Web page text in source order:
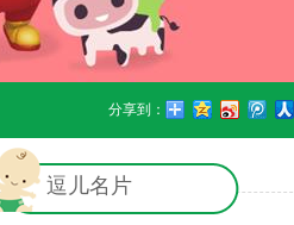
分享到：
逗儿名片